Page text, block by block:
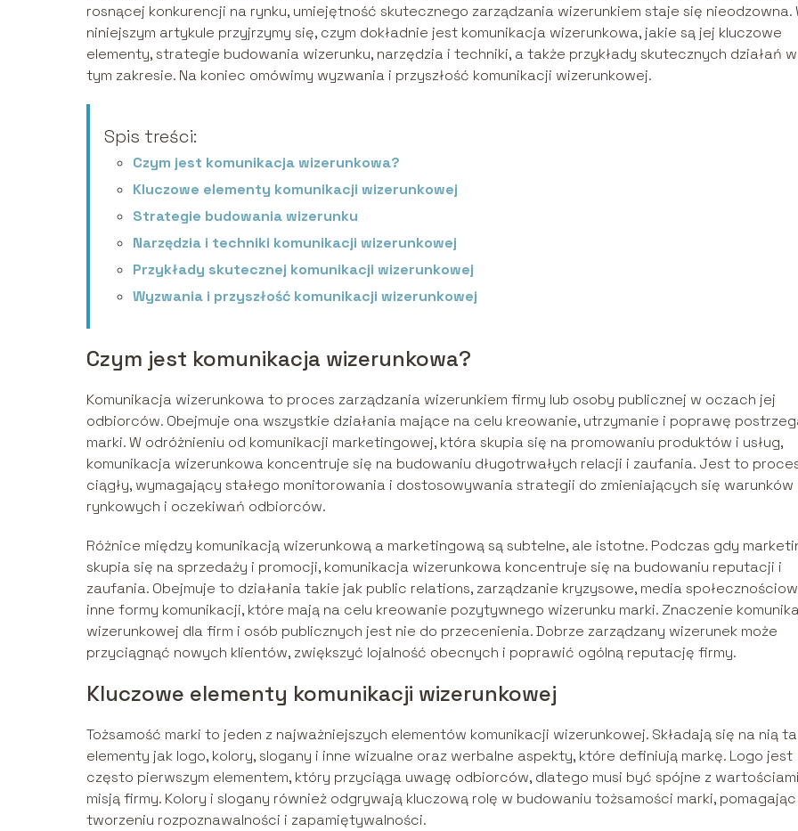
rosnącej konkurencji na rynku, umiejętność skutecznego zarządzania wizerunkiem staje się nieodzowna.
niniejszym artykule przyjrzymy się, czym dokładnie jest komunikacja wizerunkowa, jakie są jej kluczowe
elementy, strategie budowania wizerunku, narzędzia i techniki, a także przykłady skutecznych działań w
tym zakresie. Na koniec omówimy wyzwania i przyszłość komunikacji wizerunkowej.
Spis treści:
Czym jest komunikacja wizerunkowa?
Kluczowe elementy komunikacji wizerunkowej
Strategie budowania wizerunku
Narzędzia i techniki komunikacji wizerunkowej
Przykłady skutecznej komunikacji wizerunkowej
Wyzwania i przyszłość komunikacji wizerunkowej
Czym jest komunikacja wizerunkowa?
Komunikacja wizerunkowa to proces zarządzania wizerunkiem firmy lub osoby publicznej w oczach jej
odbiorców. Obejmuje ona wszystkie działania mające na celu kreowanie, utrzymanie i poprawę
marki. W odróżnieniu od komunikacji marketingowej, która skupia się na promowaniu produktów i usług,
komunikacja wizerunkowa koncentruje się na budowaniu długotrwałych relacji i zaufania. Jest to
ciągły, wymagający stałego monitorowania i dostosowywania strategii do zmieniających się warunków
rynkowych i oczekiwań odbiorców.
Różnice między komunikacją wizerunkową a marketingową są subtelne, ale istotne. Podczas gdy
skupia się na sprzedaży i promocji, komunikacja wizerunkowa koncentruje się na budowaniu reputacji i
zaufania. Obejmuje to działania takie jak public relations, zarządzanie kryzysowe, media
inne formy komunikacji, które mają na celu kreowanie pozytywnego wizerunku marki. Znaczenie
wizerunkowej dla firm i osób publicznych jest nie do przecenienia. Dobrze zarządzany wizerunek może
przyciągnąć nowych klientów, zwiększyć lojalność obecnych i poprawić ogólną reputację firmy.
Kluczowe elementy komunikacji wizerunkowej
Tożsamość marki to jeden z najważniejszych elementów komunikacji wizerunkowej. Składają się na nią
elementy jak logo, kolory, slogany i inne wizualne oraz werbalne aspekty, które definiują markę. Logo jest
często pierwszym elementem, który przyciąga uwagę odbiorców, dlatego musi być spójne z
misją firmy. Kolory i slogany również odgrywają kluczową rolę w budowaniu tożsamości marki,
tworzeniu rozpoznawalności i zapamiętywalności.